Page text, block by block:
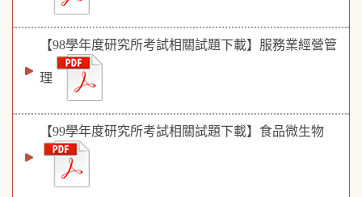
【98學年度研究所考試相關試題下載】服務業經營管
理
【99學年度研究所考試相關試題下載】食品微生物